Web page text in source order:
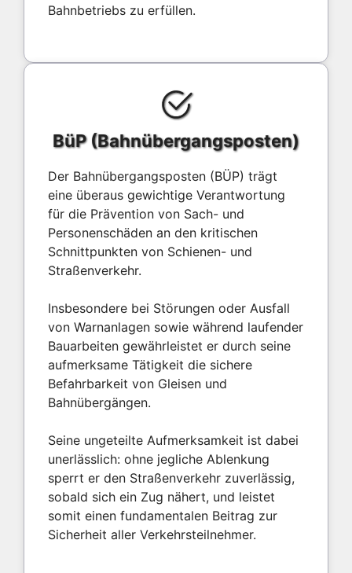
Bahnbetriebs zu erfüllen.
BüP (Bahnübergangsposten)
Der Bahnübergangsposten (BÜP) trägt
eine überaus gewichtige Verantwortung
für die Prävention von Sach- und
Personenschäden an den kritischen
Schnittpunkten von Schienen- und
Straßenverkehr.
Insbesondere bei Störungen oder Ausfall
von Warnanlagen sowie während laufender
Bauarbeiten gewährleistet er durch seine
aufmerksame Tätigkeit die sichere
Befahrbarkeit von Gleisen und
Bahnübergängen.
Seine ungeteilte Aufmerksamkeit ist dabei
unerlässlich: ohne jegliche Ablenkung
sperrt er den Straßenverkehr zuverlässig,
sobald sich ein Zug nähert, und leistet
somit einen fundamentalen Beitrag zur
Sicherheit aller Verkehrsteilnehmer.